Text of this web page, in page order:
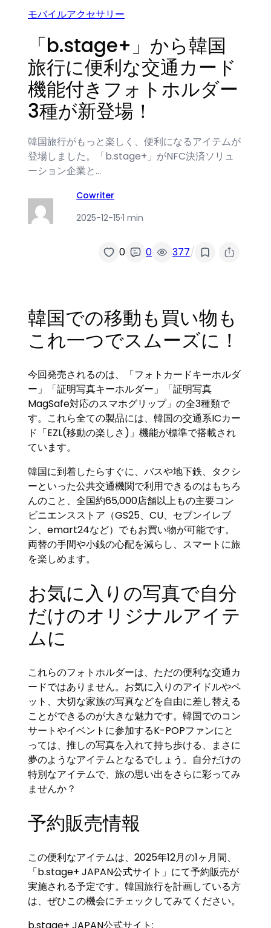
モバイルアクセサリー
「b.stage+」から韓国
旅行に便利な交通カード
機能付きフォトホルダー
3種が新登場！
韓国旅行がもっと楽しく、便利になるアイテムが
登場しました。「b.stage+」がNFC決済ソリュ
ーション企業と…
Cowriter
2025-12-15·1 min
0 0 377/
韓国での移動も買い物も
これ一つでスムーズに！
今回発売されるのは、「フォトカードキーホルダ
ー」「証明写真キーホルダー」「証明写真
MagSafe対応のスマホグリップ」の全3種類で
す。これら全ての製品には、韓国の交通系ICカー
ド「EZL(移動の楽しさ)」機能が標準で搭載され
ています。
韓国に到着したらすぐに、バスや地下鉄、タクシ
ーといった公共交通機関で利用できるのはもちろ
んのこと、全国約65,000店舗以上もの主要コン
ビニエンスストア（GS25、CU、セブンイレブ
ン、emart24など）でもお買い物が可能です。
両替の手間や小銭の心配を減らし、スマートに旅
を楽しめます。
お気に入りの写真で自分
だけのオリジナルアイテ
ムに
これらのフォトホルダーは、ただの便利な交通カ
ードではありません。お気に入りのアイドルやペ
ット、大切な家族の写真などを自由に差し替える
ことができるのが大きな魅力です。韓国でのコン
サートやイベントに参加するK-POPファンにと
っては、推しの写真を入れて持ち歩ける、まさに
夢のようなアイテムとなるでしょう。自分だけの
特別なアイテムで、旅の思い出をさらに彩ってみ
ませんか？
予約販売情報
この便利なアイテムは、2025年12月の1ヶ月間、
「b.stage+ JAPAN公式サイト」にて予約販売が
実施される予定です。韓国旅行を計画している方
は、ぜひこの機会にチェックしてみてください。
b.stage+ JAPAN公式サイト: